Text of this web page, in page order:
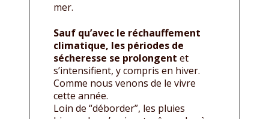
mer.
Sauf qu’avec le réchauffement
climatique, les périodes de
sécheresse se prolongent et
s’intensifient, y compris en hiver.
Comme nous venons de le vivre
cette année.
Loin de “déborder”, les pluies